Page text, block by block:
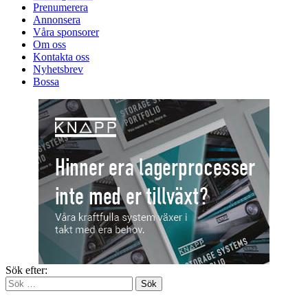
Prenumerera
Annonsera
Våra sponsorer
Om oss
Kontakta oss
Nyhetsbrev
Bossa
Sök efter: